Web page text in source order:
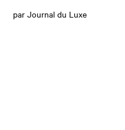
par Journal du Luxe